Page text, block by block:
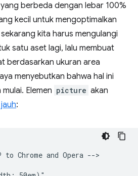
berbeda dengan lebar 100%
kecil untuk mengoptimalkan
kita harus mengulangi
satu aset lagi, lalu membuat
berdasarkan ukuran area
menyebutkan bahwa hal ini
Elemen picture akan
:
to Chrome and Opera -->